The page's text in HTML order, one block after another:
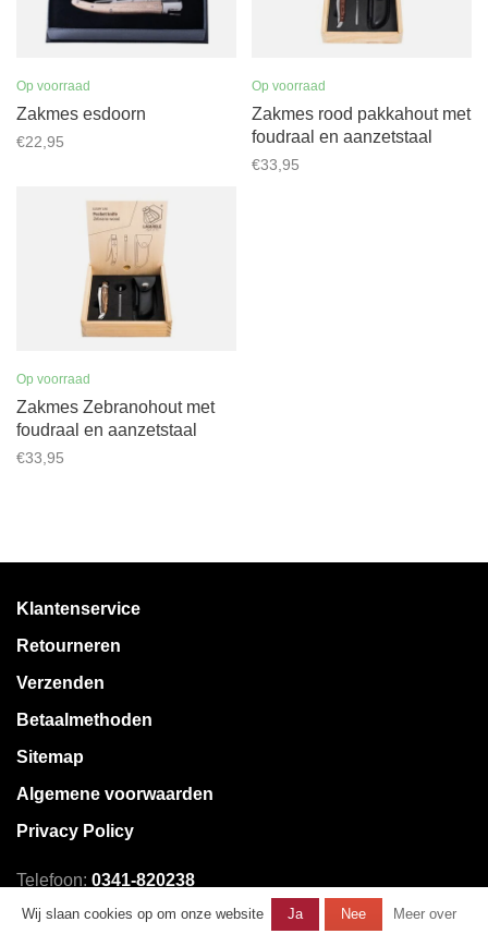
Op voorraad
Zakmes esdoorn
€22,95
Op voorraad
Zakmes rood pakkahout met
foudraal en aanzetstaal
€33,95
Op voorraad
Zakmes Zebranohout met
foudraal en aanzetstaal
€33,95
Klantenservice
Retourneren
Verzenden
Betaalmethoden
Sitemap
Algemene voorwaarden
Privacy Policy
Telefoon: 0341-820238
E-mail:
klantenservice@mystore.nl
Wij slaan cookies op om onze website Ja Nee Meer over